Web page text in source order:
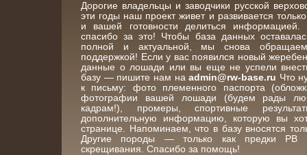
Дорогие владельцы и заводчики русской
эти годы наш проект живет и развивается
и вашей готовности делиться
спасибо за это! Чтобы база данных
полной и актуальной, мы снова
поддержкой! Если у вас появился новый
данные о лошади или вы еще не успели
базу — пишите нам наadmin@rw-base.ru Что
к письму: фото племенного паспорта
фотографии вашей лошади (будем рады
кадрам!), промеры, спортивные
дополнительную информацию, которую вы
странице. Напоминаем, что в базу вносятся
Другие породы — только как предки РВ
скрещивания. Спасибо за помощь!